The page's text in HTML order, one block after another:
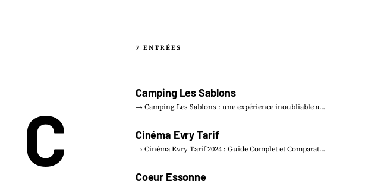
C
7 ENTRÉES
Camping Les Sablons
→ Camping Les Sablons : une expérience inoubliable a…
Cinéma Evry Tarif
→ Cinéma Evry Tarif 2024 : Guide Complet et Comparat…
Coeur Essonne